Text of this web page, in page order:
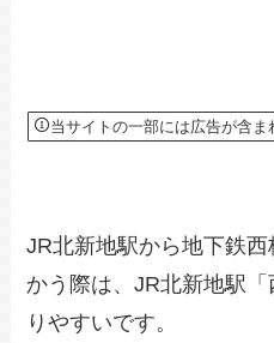
当サイトの一部には広告が含ま
JR北新地駅から地下鉄
かう際は、JR北新地駅
りやすいです。